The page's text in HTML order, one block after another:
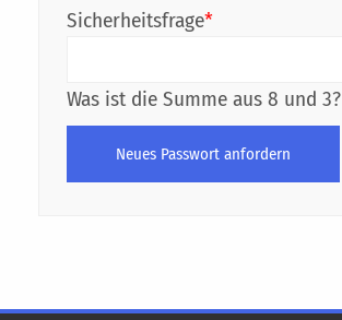
Sicherheitsfrage*
Was ist die Summe aus 8 und 3?
Neues Passwort anfordern